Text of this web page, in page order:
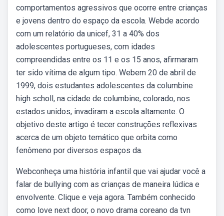
comportamentos agressivos que ocorre entre crianças
e jovens dentro do espaço da escola. Webde acordo
com um relatório da unicef, 31 a 40% dos
adolescentes portugueses, com idades
compreendidas entre os 11 e os 15 anos, afirmaram
ter sido vítima de algum tipo. Webem 20 de abril de
1999, dois estudantes adolescentes da columbine
high scholl, na cidade de columbine, colorado, nos
estados unidos, invadiram a escola altamente. O
objetivo deste artigo é tecer construções reflexivas
acerca de um objeto temático que orbita como
fenômeno por diversos espaços da.
Webconheça uma história infantil que vai ajudar você a
falar de bullying com as crianças de maneira lúdica e
envolvente. Clique e veja agora. Também conhecido
como love next door, o novo drama coreano da tvn